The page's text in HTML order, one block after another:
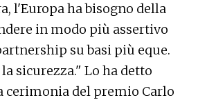
l'Europa ha bisogno della
in modo più assertivo
su basi più eque.
sicurezza." Lo ha detto
cerimonia del premio Carlo